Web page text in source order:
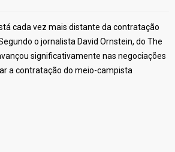
cada vez mais distante da contratação
o jornalista David Ornstein, do The
significativamente nas negociações
a contratação do meio-campista